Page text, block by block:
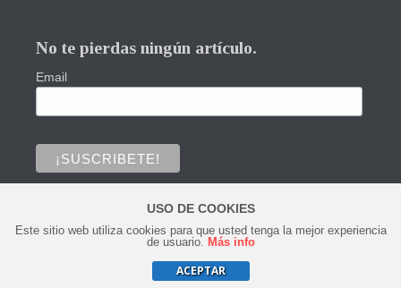
No te pierdas ningún artículo.
Email
Copyright © 2020 Todos los derechos reservados.
0
USO DE COOKIES
Este sitio web utiliza cookies para que usted tenga la mejor experiencia
de usuario. Más info
ACEPTAR